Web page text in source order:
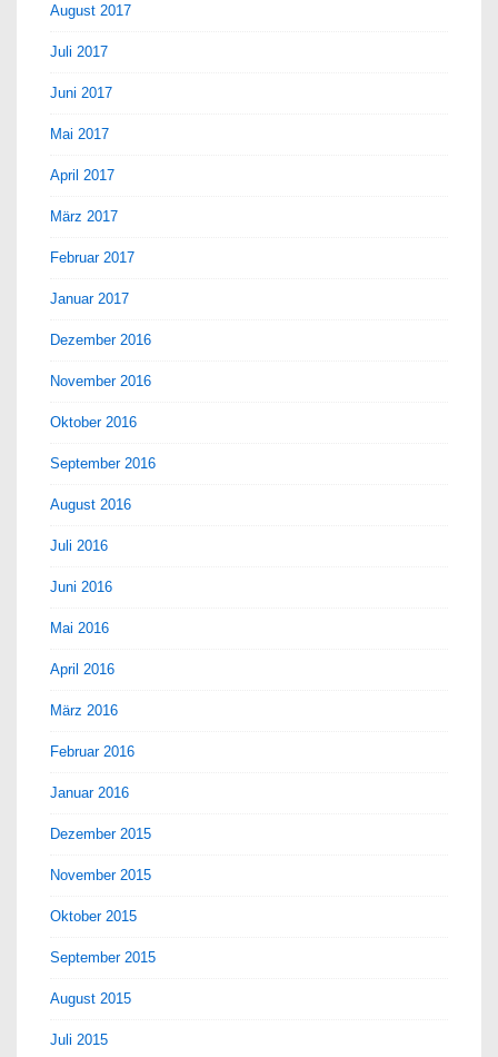
August 2017
Juli 2017
Juni 2017
Mai 2017
April 2017
März 2017
Februar 2017
Januar 2017
Dezember 2016
November 2016
Oktober 2016
September 2016
August 2016
Juli 2016
Juni 2016
Mai 2016
April 2016
März 2016
Februar 2016
Januar 2016
Dezember 2015
November 2015
Oktober 2015
September 2015
August 2015
Juli 2015